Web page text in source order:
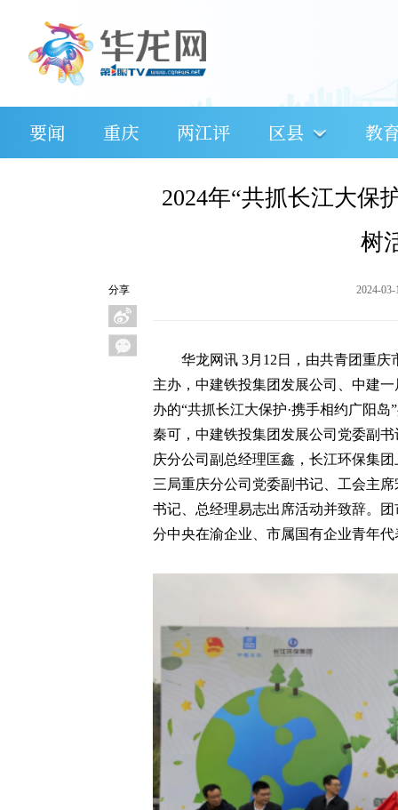
要闻 重庆 两江评 区县 教
分享
2024年“共抓长江大保
树
2024-
华龙网讯 3月12日，由共青团重
主办，中建铁投集团发展公司、中建
办的“共抓长江大保护·携手相约广阳
秦可，中建铁投集团发展公司党委副
庆分公司副总经理匡鑫，长江环保集
三局重庆分公司党委副书记、工会主
书记、总经理易志出席活动并致辞。
分中央在渝企业、市属国有企业青年